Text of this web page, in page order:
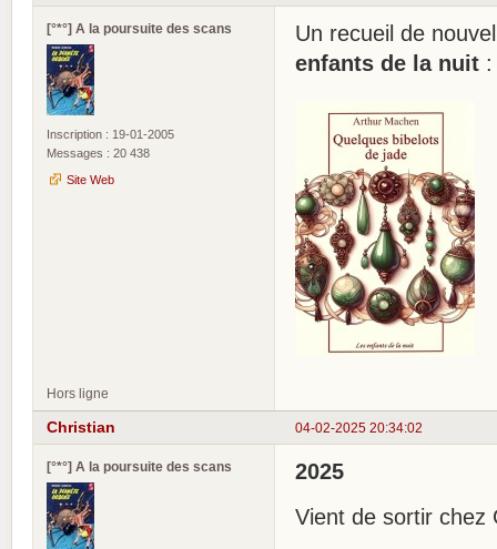
[°*°] A la poursuite des scans
Inscription : 19-01-2005
Messages : 20 438
Site Web
Un recueil de
enfants de la nuit :
Hors ligne
04-02-2025 20:34:02
Christian
[°*°] A la poursuite des scans
2025
Vient de sortir chez